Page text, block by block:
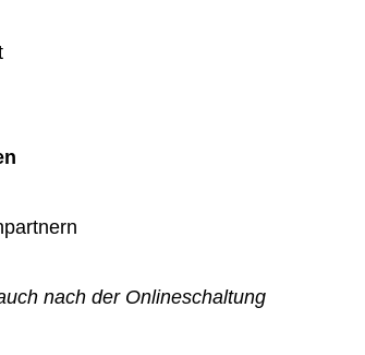
nach der Onlineschaltung